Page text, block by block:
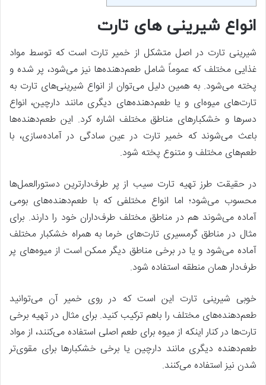
انواع شیرینی های تارت
شیرینی تارت در اصل متشکل از خمیر تارت است که توسط مواد
غذایی مختلف که عموماً شامل طعم‌دهنده‌ها نیز می‌شود، پر شده و
پخته می‌شود. به همین دلیل می‌توان از انواع شیرینی‌های تارت به
تارت‌های میوه‌ای و یا طعم‌دهنده‌های دیگری مانند دارچین، انواع
دسرها و خشکبارهای مناطق مختلف اشاره کرد. این طعم‌دهنده‌ها
باعث می‌شوند که خمیر تارت در عین سادگی در آماده‌سازی، با
طعم‌های مختلف و متنوع پخته شود.
در حقیقت طرز تهیه تارت سیب از پر طرف‌دارترین دستورالعمل‌ها
محسوب می‌شود؛ اما انواع مختلفی که با طعم‌دهنده‌های بومی
آماده می‌شوند هم در مناطق مختلف طرف‌داران خود را دارند. برای
مثال در مناطق گرمسیری تارت‌های خرما به همراه خشکبار مختلف
آماده می‌شود و یا در برخی مناطق دیگر ممکن است از میوه‌های پر
طرف‌دار همان منطقه استفاده شود.
خوبی شیرینی تارت این است که در روی خمیر آن می‌توانید
طعم‌دهنده‌های مختلف را باهم ترکیب کنید. برای مثال در تهیه برخی
تارت‌ها در کنار اینکه از میوه برای طعم اصلی استفاده می‌کنند، از مواد
طعم‌دهنده دیگری مانند دارچین یا برخی خشکبارها برای مقوی‌تر
شدن نیز استفاده می‌کنند.